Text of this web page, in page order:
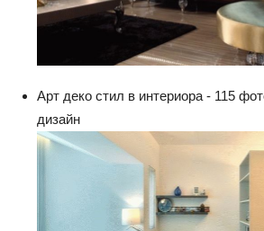
Арт деко стил в интериора - 115
дизайн